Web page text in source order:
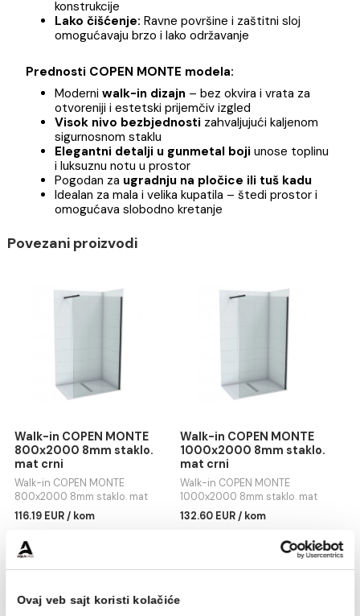
Montaža na zid:
postavljanje lijevo ili desno
Boja rama:Gunmetal -grafitno-siva sa
Profil:Aluminijumski ram visoke otpornosti na
vlagu i koroziju
Stabilizacioni nosač:U kompletu dolazi
stabilizacioni nosač za dodatnu čvrstoću
konstrukcije
Lako čišćenje: Ravne površine i zaštitni sloj
omogućavaju brzo i lako održavanje
Prednosti COPEN MONTE modela:
Moderni
walk-in dizajn
otvoreniji i estetski prijemčiv izgled
Elegantni detalji u gunmetal bojiunose
i luksuznu notu u prostor
Pogodan za
ugradnju na pločice ili tuš kadu
Idealan za mala i velika kupatila – štedi prostor i
omogućava slobodno kretanje
Povezani proizvodi